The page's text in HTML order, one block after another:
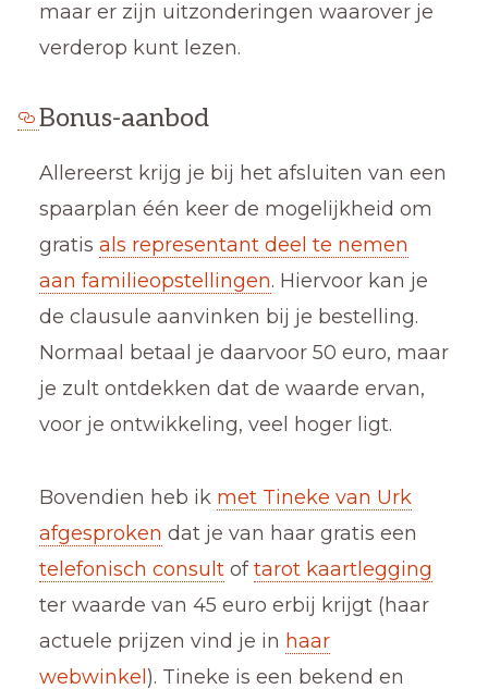
maar er zijn uitzonderingen waarover je
verderop kunt lezen.
Bonus-aanbod
Allereerst krijg je bij het afsluiten van een
spaarplan één keer de mogelijkheid om
gratis als representant deel te nemen
aan familieopstellingen. Hiervoor kan je
de clausule aanvinken bij je bestelling.
Normaal betaal je daarvoor 50 euro, maar
je zult ontdekken dat de waarde ervan,
voor je ontwikkeling, veel hoger ligt.
Bovendien heb ik met Tineke van Urk
afgesproken dat je van haar gratis een
telefonisch consult oftarot kaartlegging
ter waarde van 45 euro erbij krijgt (haar
actuele prijzen vind je in haar
webwinkel). Tineke is een bekend en